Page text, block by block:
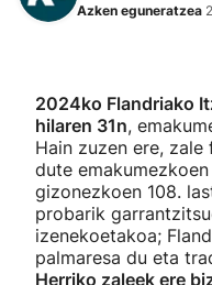
Azken eguneratzea
2024ko Flandriako
hilaren 31n,
Hain zuzen ere,
dute
gizonezkoen 108.
probarik
izenekoetakoa;
palmaresa du eta
Herriko zaleek ere